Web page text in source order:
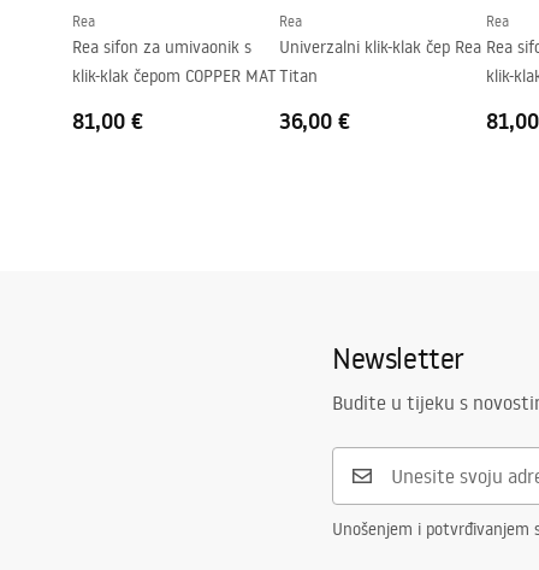
Preljevna rupa
Rea
Rea sifon za umivaonik s
klik-klak čepom COPPER MAT
81,00 €
Rea
Univerzalni klik-klak čep Rea
Titan
36,00 €
Rea
Rea
klik-
Newsletter
Budite u tijeku s
Unošenjem i